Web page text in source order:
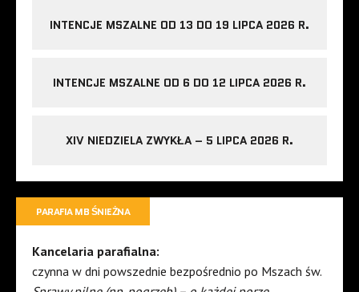
INTENCJE MSZALNE OD 13 DO 19 LIPCA 2026 R.
INTENCJE MSZALNE OD 6 DO 12 LIPCA 2026 R.
XIV NIEDZIELA ZWYKŁA – 5 LIPCA 2026 R.
PARAFIA MB ŚNIEŻNA
Kancelaria parafialna:
czynna w dni powszednie bezpośrednio po Mszach św.